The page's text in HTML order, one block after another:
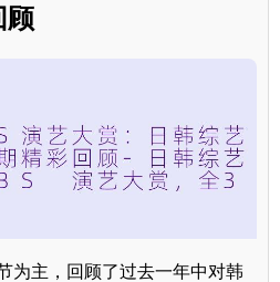
顾
为主，回顾了过去一年中对韩